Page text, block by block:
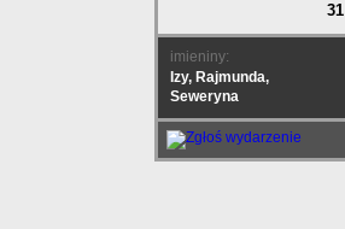
31
imieniny:
Izy, Rajmunda,
Seweryna